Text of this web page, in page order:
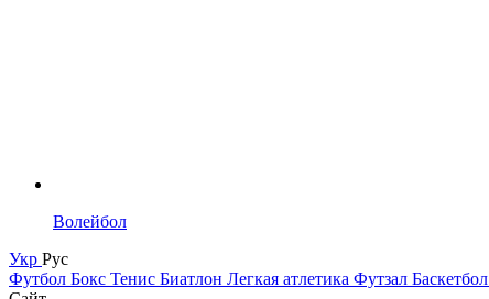
Волейбол
Укр Рус
Футбол Бокс Тенис Биатлон Легкая атлетика Футзал Баскетбол